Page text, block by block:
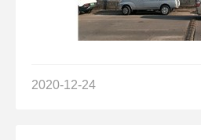
2020-12-24